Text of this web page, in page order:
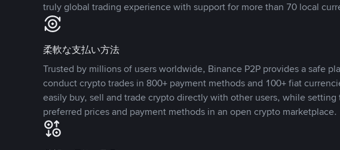
truly global trading experience with support for more than 70 local
柔軟な支払い方法
Trusted by millions of users worldwide, Binance P2P provides a safe
conduct crypto trades in 800+ payment methods and 100+ fiat
easily buy, sell and trade crypto directly with other users, while setting
preferred prices and payment methods in an open crypto marketplace.